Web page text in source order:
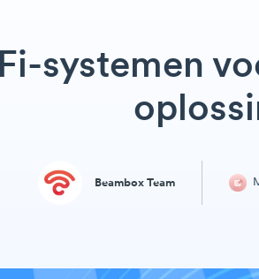
systemen
Beambox Team